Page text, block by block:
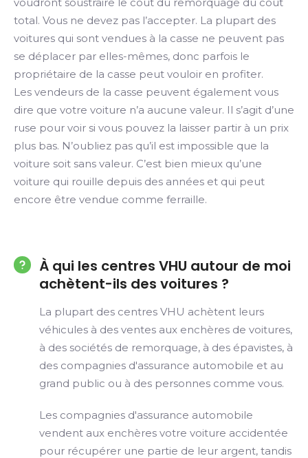
total. Vous ne devez pas l’accepter. La plupart des
voitures qui sont vendues à la casse ne peuvent pas
se déplacer par elles-mêmes, donc parfois le
propriétaire de la casse peut vouloir en profiter.
Les vendeurs de la casse peuvent également vous
dire que votre voiture n’a aucune valeur. Il s’agit d’une
ruse pour voir si vous pouvez la laisser partir à un prix
plus bas. N’oubliez pas qu’il est impossible que la
voiture soit sans valeur. C’est bien mieux qu’une
voiture qui rouille depuis des années et qui peut
encore être vendue comme ferraille.
À qui les centres VHU autour de moi
achètent-ils des voitures ?
La plupart des centres VHU achètent leurs
véhicules à des ventes aux enchères de voitures,
à des sociétés de remorquage, à des épavistes, à
des compagnies d'assurance automobile et au
grand public ou à des personnes comme vous.
Les compagnies d'assurance automobile
vendent aux enchères votre voiture accidentée
pour récupérer une partie de leur argent, tandis